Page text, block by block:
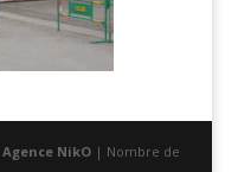
Agence NikO| Nombre de